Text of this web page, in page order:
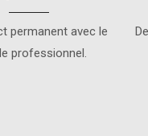
permanent avec le
professionnel.